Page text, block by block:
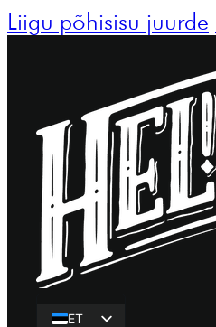
Liigu põhisisu juurde
ET